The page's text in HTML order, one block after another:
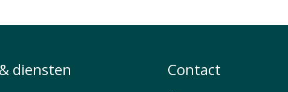
diensten Contact